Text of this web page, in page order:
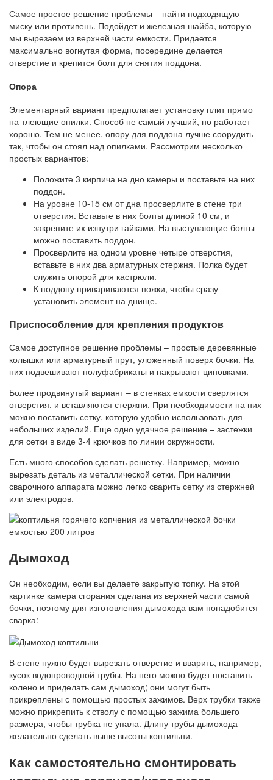
Самое простое решение проблемы – найти подходящую
миску или противень. Подойдет и железная шайба, которую
мы вырезаем из верхней части емкости. Придается
максимально вогнутая форма, посередине делается
отверстие и крепится болт для снятия поддона.
Опора
Элементарный вариант предполагает установку плит прямо
на тлеющие опилки. Способ не самый лучший, но работает
хорошо. Тем не менее, опору для поддона лучше соорудить
так, чтобы он стоял над опилками. Рассмотрим несколько
простых вариантов:
Положите 3 кирпича на дно камеры и поставьте на них
поддон.
На уровне 10-15 см от дна просверлите в стене три
отверстия. Вставьте в них болты длиной 10 см, и
закрепите их изнутри гайками. На выступающие болты
можно поставить поддон.
Просверлите на одном уровне четыре отверстия,
вставьте в них два арматурных стержня. Полка будет
служить опорой для кастрюли.
К поддону привариваются ножки, чтобы сразу
установить элемент на днище.
Приспособление для крепления продуктов
Самое доступное решение проблемы – простые деревянные
колышки или арматурный прут, уложенный поверх бочки. На
них подвешивают полуфабрикаты и накрывают циновками.
Более продвинутый вариант – в стенках емкости сверлятся
отверстия, и вставляются стержни. При необходимости на них
можно поставить сетку, которую удобно использовать для
небольших изделий. Еще одно удачное решение – застежки
для сетки в виде 3-4 крючков по линии окружности.
Есть много способов сделать решетку. Например, можно
вырезать деталь из металлической сетки. При наличии
сварочного аппарата можно легко сварить сетку из стержней
или электродов.
Дымоход
Он необходим, если вы делаете закрытую топку. На этой
картинке камера сгорания сделана из верхней части самой
бочки, поэтому для изготовления дымохода вам понадобится
сварка:
В стене нужно будет вырезать отверстие и вварить, например,
кусок водопроводной трубы. На него можно будет поставить
колено и приделать сам дымоход; они могут быть
прикреплены с помощью простых зажимов. Верх трубки также
можно прикрепить к стволу с помощью зажима большего
размера, чтобы трубка не упала. Длину трубы дымохода
желательно сделать выше высоты коптильни.
Как самостоятельно смонтировать